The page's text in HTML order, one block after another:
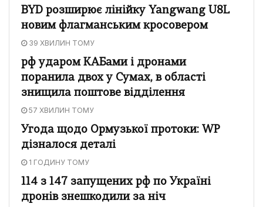
BYD розширює лінійку Yangwang U8L
новим флагманським кросовером
39 ХВИЛИН ТОМУ
рф ударом КАБами і дронами
поранила двох у Сумах, в області
знищила поштове відділення
57 ХВИЛИН ТОМУ
Угода щодо Ормузької протоки: WP
дізналося деталі
1 ГОДИНУ ТОМУ
114 з 147 запущених рф по Україні
дронів знешкодили за ніч